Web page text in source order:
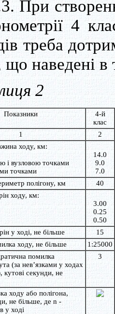
При
4
треба
що наведені в
2
Показники
4-й
клас
1
2
ходу, км:
і вузловою точками
точками
14.0
9.0
7.0
полігону, км
40
ходу, км:
3.00
0.25
0.50
у ході, не більше
15
ходу, не більше
1:25000
помилка
(за нев’язками у ходах
кутові секунди, не
3
ходу або полігона,
не більше, де n -
у ході